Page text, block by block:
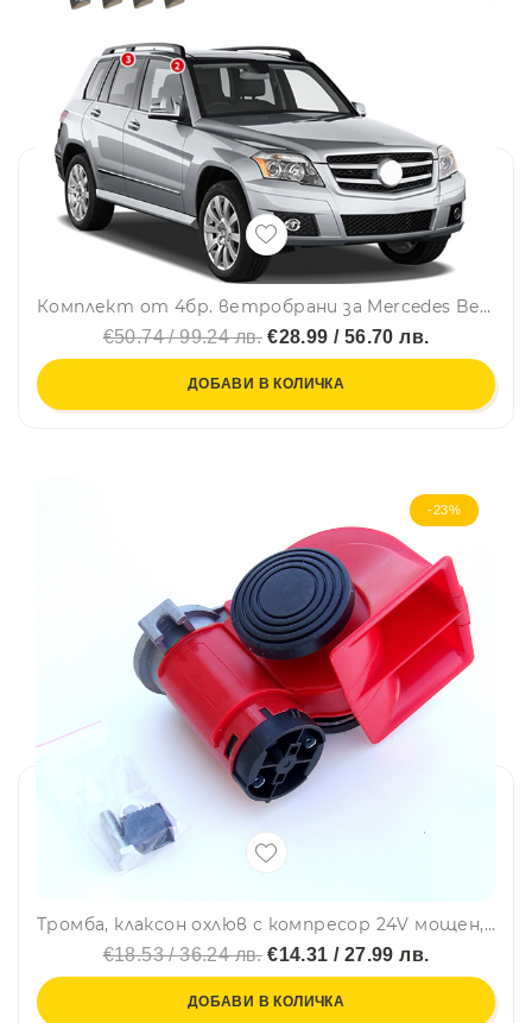
Комплект от 4бр. ветробрани за Mercedes Benz GLK X204 2008-2015
€50.74 / 99.24 лв.€28.99 / 56.70 лв.
ДОБАВИ В КОЛИЧКА
-23%
Тромба, клаксон охлюв с компресор 24V мощен, кола, бус, камион
€18.53 / 36.24 лв.€14.31 / 27.99 лв.
ДОБАВИ В КОЛИЧКА